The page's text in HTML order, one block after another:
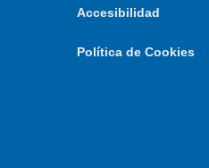
Accesibilidad
Política de Cookies